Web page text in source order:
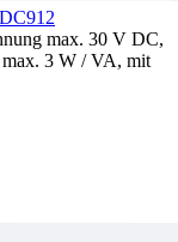
max. 30 V DC,
max. 3 W / VA, mit